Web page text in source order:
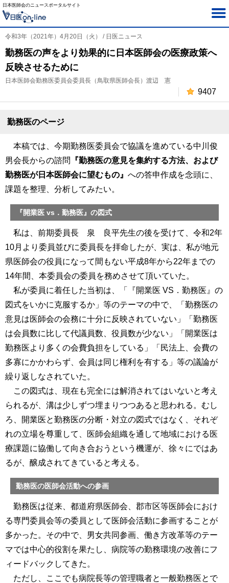
日本医師会のニュースポータルサイト
令和3年（2021年）4月20日（火） / 日医ニュース
勤務医の声をより効果的に日本医師会の医療政策へ
反映させるために
日本医師会勤務医委員会委員長（鳥取県医師会長）渡辺 憲
9407
勤務医のページ
本稿では、今期勤務医委員会で協議を進めている中川俊
男会長からの諮問
『勤務医の意見を集約する方法、および
勤務医が日本医師会に望むもの』 への答申作成を念頭に、
課題を整理、分析してみたい。
『開業医 vs．勤務医』の図式
私は、前期委員長 泉 良平先生の後を受けて、令和2年
10月より委員並びに委員長を拝命したが、実は、私が地元
県医師会の役員になって間もない平成8年から22年までの
14年間、本委員会の委員を務めさせて頂いていた。
私が委員に着任した当初は、「『開業医 VS．勤務医』の
図式をいかに克服するか」等のテーマの中で、「勤務医の
意見は医師会の会務に十分に反映されていない」「勤務医
は会員数に比して代議員数、役員数が少ない」「開業医は
勤務医より多くの会費負担をしている」「民法上、会費の
多寡にかかわらず、会員は同じ権利を有する」等の議論が
繰り返しなされていた。
この図式は、現在も完全には解消されてはいないと考え
られるが、溝は少しずつ埋まりつつあると思われる。むし
ろ、開業医と勤務医の分断・対立の図式ではなく、それぞ
れの立場を尊重して、医師会組織を通して地域における医
療課題に協働して向き合おうという機運が、徐々にではあ
るが、醸成されてきていると考える。
勤務医の医師会活動への参画
勤務医は従来、都道府県医師会、郡市区等医師会におけ
る専門委員会等の委員として医師会活動に参画することが
多かった。その中で、男女共同参画、働き方改革等のテー
マでは中心的役割を果たし、病院等の勤務環境の改善にフ
ィードバックしてきた。
ただし、ここでも病院長等の管理職者と一般勤務医とで